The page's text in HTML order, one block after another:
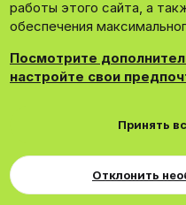
DohTheme
Cookies Russian
Для правообладателей
EN
Политика конфиденциальности
работы этого сайта, а
обеспечения
Посмотрите
настройте свои
Принять
Отклонить